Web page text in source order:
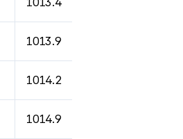
1013.9
1014.2
1014.9